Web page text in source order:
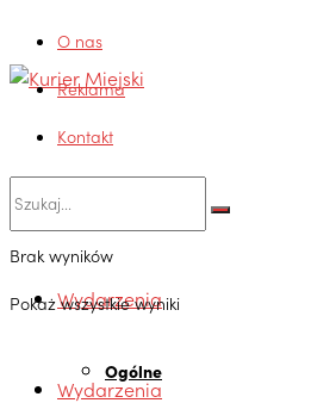
O nas
Reklama
Kontakt
Brak wyników
Pokaż wszystkie wyniki
Wydarzenia
Ogólne
Wydarzenia